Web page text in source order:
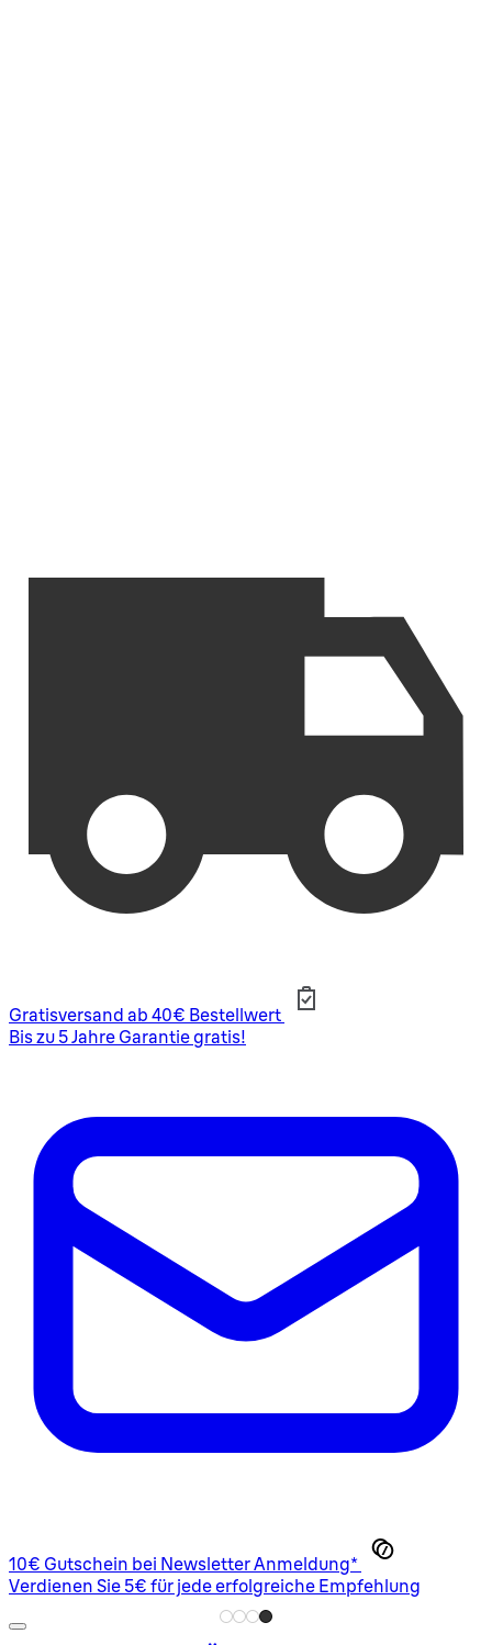
Gratisversand ab 40€ Bestellwert
Bis zu 5 Jahre Garantie gratis!
10€ Gutschein bei Newsletter Anmeldung*
Verdienen Sie 5€ für jede erfolgreiche Empfehlung